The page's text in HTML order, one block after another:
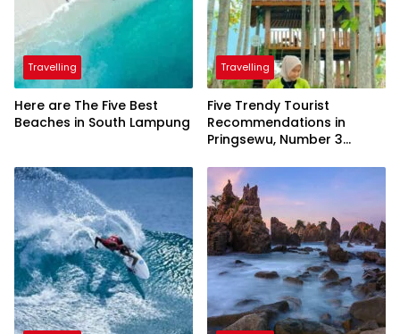
Travelling
Here are The Five Best
Beaches in South Lampung
Travelling
Five Trendy Tourist
Recommendations in
Pringsewu, Number 3
President